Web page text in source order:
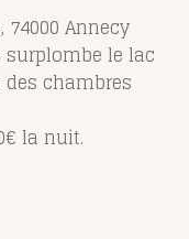
74000 Annecy
surplombe le lac
chambres
la nuit.